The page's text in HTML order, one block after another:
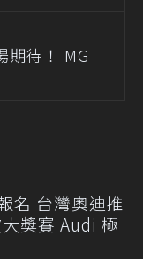
期待！ MG
名 台灣奧迪推
獎賽 Audi 極